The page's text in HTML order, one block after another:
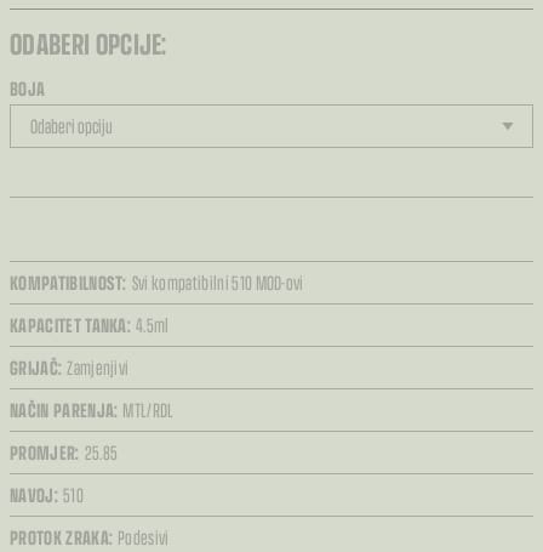
ODABERI OPCIJE:
BOJA
KOMPATIBILNOST: Svi kompatibilni 510 MOD-ovi
KAPACITET TANKA: 4.5ml
GRIJAČ: Zamjenjivi
NAČIN PARENJA: MTL/RDL
PROMJER: 25.85
NAVOJ: 510
PROTOK ZRAKA: Podesivi